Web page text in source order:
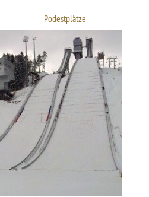
Podestplätze